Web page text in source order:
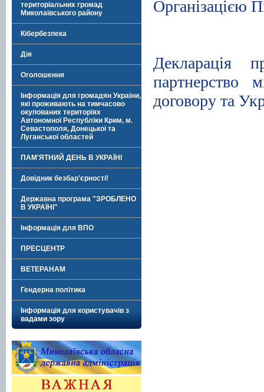
територіальних громад
Миколаївського району
Кібербезпека
Дія
Оголошення
Інформація для громадян України,
які проживають на тимчасово
окупованих територіях
Автономної Республіки Крим, м.
Севастополя, Донецької та
Луганської областей
ПАМ'ЯТНИЙ ДЕНЬ В УКРАЇНІ
Довідник безбар'єрності!
Державна програма "ЗРОБЛЕНО
В УКРАЇНІ"
Інформація для ВПО
ПРЕСЦЕНТР
ВЕТЕРАНАМ
Гендерна політика
Інформація для користувачів з
вадами зору
Організацією
Декларація
партнерство
договору та